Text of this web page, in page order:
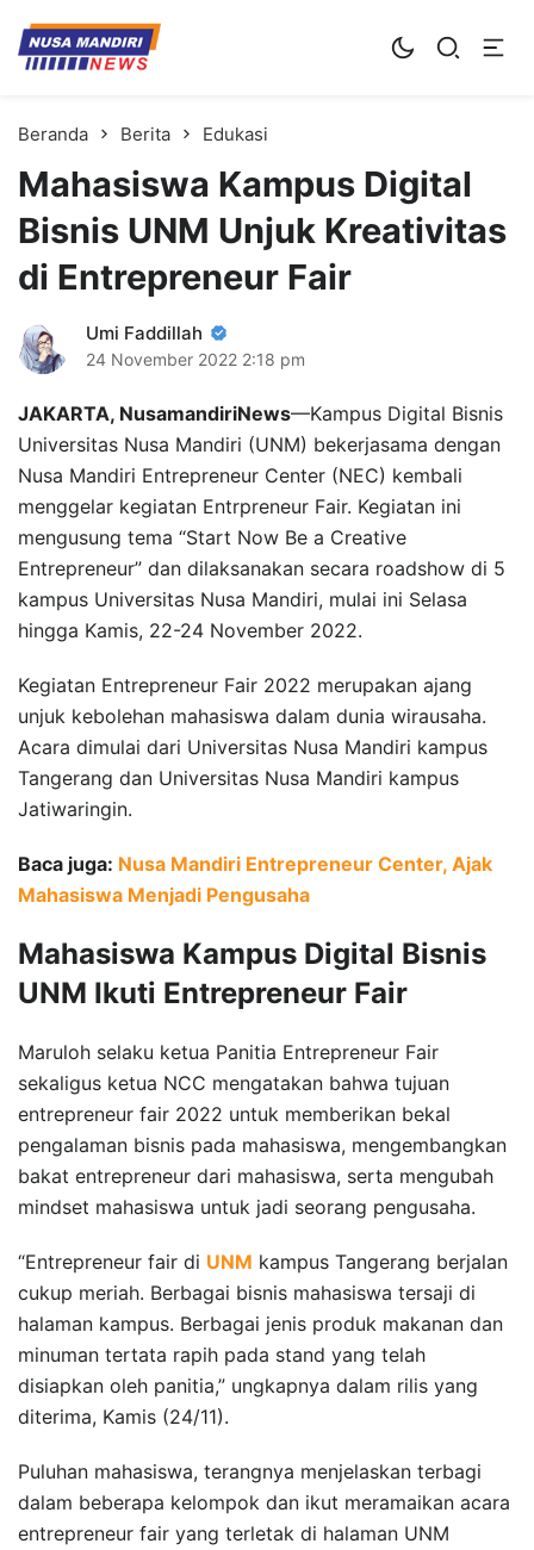
Kampus Digital Bisnis
Universitas Nusa Mandiri
Beranda Berita Edukasi
Mahasiswa Kampus Digital
Bisnis UNM Unjuk Kreativitas
di Entrepreneur Fair
Umi Faddillah
24 November 2022 2:18 pm
JAKARTA, NusamandiriNews—Kampus Digital Bisnis
Universitas Nusa Mandiri (UNM) bekerjasama dengan
Nusa Mandiri Entrepreneur Center (NEC) kembali
menggelar kegiatan Entrpreneur Fair. Kegiatan ini
mengusung tema “Start Now Be a Creative
Entrepreneur” dan dilaksanakan secara roadshow di 5
kampus Universitas Nusa Mandiri, mulai ini Selasa
hingga Kamis, 22-24 November 2022.
Kegiatan Entrepreneur Fair 2022 merupakan ajang
unjuk kebolehan mahasiswa dalam dunia wirausaha.
Acara dimulai dari Universitas Nusa Mandiri kampus
Tangerang dan Universitas Nusa Mandiri kampus
Jatiwaringin.
Baca juga: Nusa Mandiri Entrepreneur Center, Ajak
Mahasiswa Menjadi Pengusaha
Mahasiswa Kampus Digital Bisnis
UNM Ikuti Entrepreneur Fair
Maruloh selaku ketua Panitia Entrepreneur Fair
sekaligus ketua NCC mengatakan bahwa tujuan
entrepreneur fair 2022 untuk memberikan bekal
pengalaman bisnis pada mahasiswa, mengembangkan
bakat entrepreneur dari mahasiswa, serta mengubah
mindset mahasiswa untuk jadi seorang pengusaha.
“Entrepreneur fair di UNM kampus Tangerang berjalan
cukup meriah. Berbagai bisnis mahasiswa tersaji di
halaman kampus. Berbagai jenis produk makanan dan
minuman tertata rapih pada stand yang telah
disiapkan oleh panitia,” ungkapnya dalam rilis yang
diterima, Kamis (24/11).
Puluhan mahasiswa, terangnya menjelaskan terbagi
dalam beberapa kelompok dan ikut meramaikan acara
entrepreneur fair yang terletak di halaman UNM